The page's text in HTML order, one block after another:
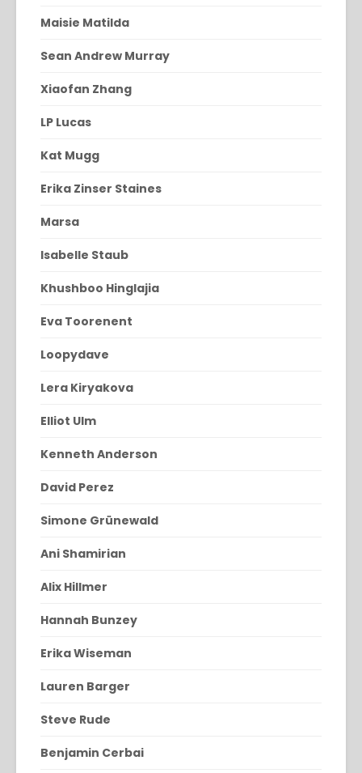
Maisie Matilda
Sean Andrew Murray
Xiaofan Zhang
LP Lucas
Kat Mugg
Erika Zinser Staines
Marsa
Isabelle Staub
Khushboo Hinglajia
Eva Toorenent
Loopydave
Lera Kiryakova
Elliot Ulm
Kenneth Anderson
David Perez
Simone Grünewald
Ani Shamirian
Alix Hillmer
Hannah Bunzey
Erika Wiseman
Lauren Barger
Steve Rude
Benjamin Cerbai